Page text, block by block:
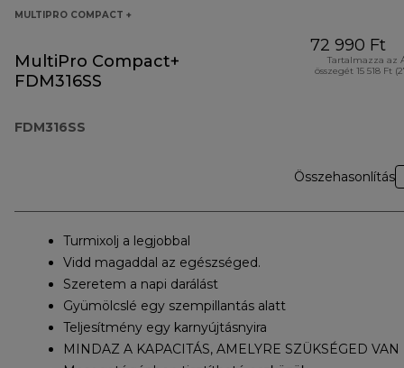
MULTIPRO COMPACT +
MultiPro Compact+
FDM316SS
FDM316SS
72 990 Ft
Tartalmazza az
összegét 15 518 Ft
Összehasonlítás
Turmixolj a legjobbal
Vidd magaddal az egészséged.
Szeretem a napi darálást
Gyümölcslé egy szempillantás alatt
Teljesítmény egy karnyújtásnyira
MINDAZ A KAPACITÁS, AMELYRE SZÜKSÉGED VAN